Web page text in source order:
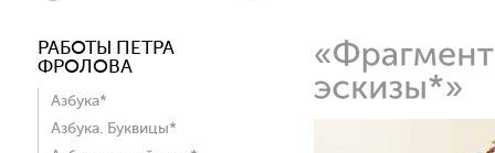
РАБОТЫ ПЕТРА
ФРОЛОВА
Азбука*
Азбука. Буквицы*